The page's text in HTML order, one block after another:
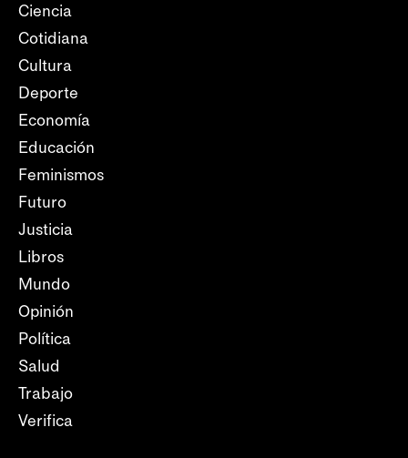
Ciencia
Cotidiana
Cultura
Deporte
Economía
Educación
Feminismos
Futuro
Justicia
Libros
Mundo
Opinión
Política
Salud
Trabajo
Verifica